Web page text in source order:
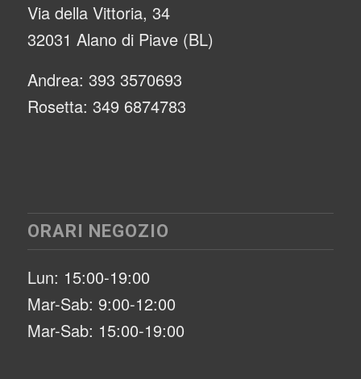
Via della Vittoria, 34
32031 Alano di Piave (BL)
Andrea: 393 3570693
Rosetta: 349 6874783
ORARI NEGOZIO
Lun: 15:00-19:00
Mar-Sab: 9:00-12:00
Mar-Sab: 15:00-19:00